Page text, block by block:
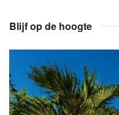
Blijf op de hoogte